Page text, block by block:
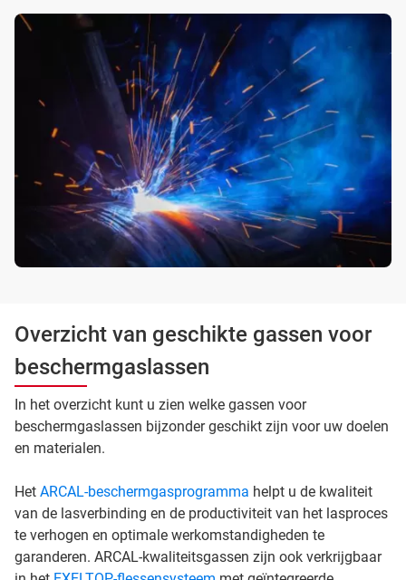
Overzicht van geschikte gassen voor
beschermgaslassen
In het overzicht kunt u zien welke gassen voor
beschermgaslassen bijzonder geschikt zijn voor uw doelen
en materialen.
Het ARCAL-beschermgasprogramma helpt u de kwaliteit
van de lasverbinding en de productiviteit van het lasproces
te verhogen en optimale werkomstandigheden te
garanderen. ARCAL-kwaliteitsgassen zijn ook verkrijgbaar